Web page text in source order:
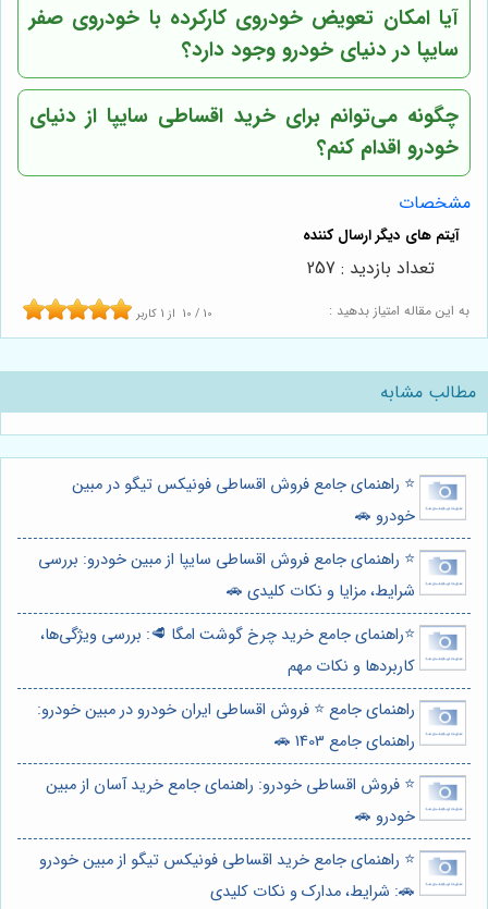
آیا امکان تعویض خودروی کارکرده با خودروی صفر
سایپا در دنیای خودرو وجود دارد؟
چگونه می‌توانم برای خرید اقساطی سایپا از دنیای
خودرو اقدام کنم؟
مشخصات
به این مقاله امتیاز بدهید : 10 / 10 از 1 کاربر
تعداد بازدید : 257
مطالب مشابه
⭐️ راهنمای جامع فروش اقساطی فونیکس تیگو در مبین
خودرو 🚗
⭐️ راهنمای جامع فروش اقساطی سایپا از مبین خودرو: بررسی
شرایط، مزایا و نکات کلیدی 🚗
⭐️راهنمای جامع خرید چرخ گوشت امگا 🥩: بررسی ویژگی‌ها،
کاربردها و نکات مهم
راهنمای جامع ⭐️ فروش اقساطی ایران خودرو در مبین خودرو:
راهنمای جامع 1403 🚗
⭐️ فروش اقساطی خودرو: راهنمای جامع خرید آسان از مبین
خودرو 🚗
⭐️ راهنمای جامع خرید اقساطی فونیکس تیگو از مبین خودرو
🚗: شرایط، مدارک و نکات کلیدی